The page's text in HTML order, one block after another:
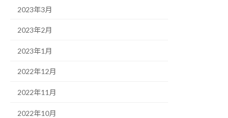
2023年3月
2023年2月
2023年1月
2022年12月
2022年11月
2022年10月